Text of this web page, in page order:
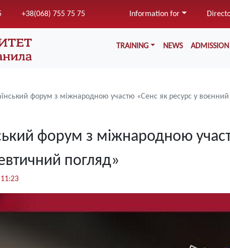
to
main
+38(068) 755 75 75 Information for
Меню у хедері
TRAINING NEWS
форум з міжнародною участю «Сенс як ресурс у
форум з міжнародною
погляд»